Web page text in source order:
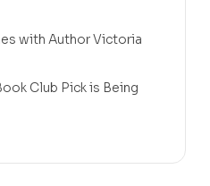
with Author Victoria
Club Pick is Being